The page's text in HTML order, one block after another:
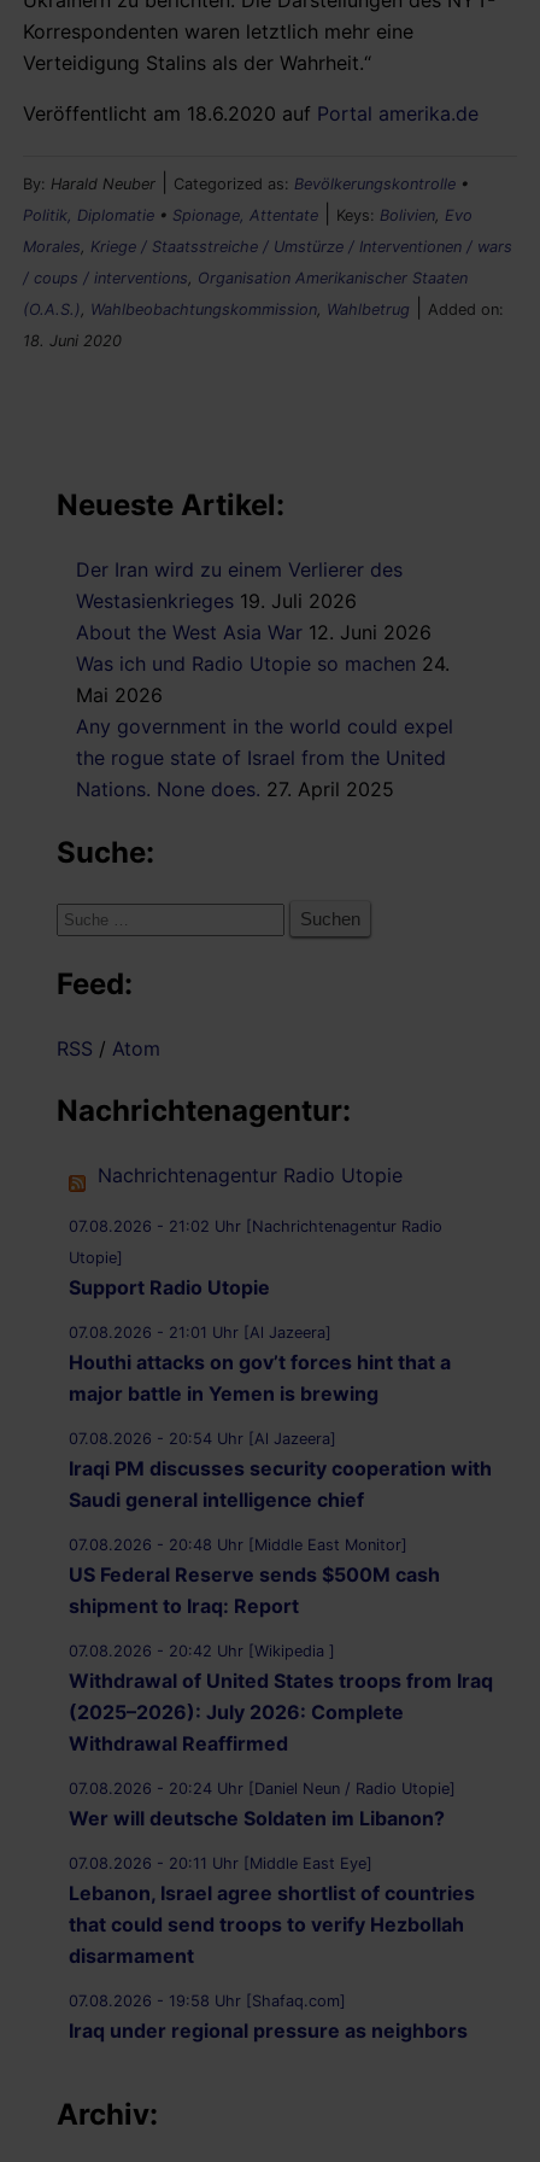
Korrespondenten waren letztlich mehr eine
Verteidigung Stalins als der Wahrheit.“
Veröffentlicht am 18.6.2020 auf Portal amerika.de
By: Harald Neuber Categorized as: Bevölkerungskontrolle •
Politik, Diplomatie • Spionage, Attentate Keys: Bolivien Evo
Morales
Kriege / Staatsstreiche / Umstürze / Interventionen / wars
/ coups / interventions
Organisation Amerikanischer Staaten
(O.A.S.)
Wahlbeobachtungskommission Wahlbetrug
Added on:
18. Juni 2020
Neueste Artikel:
Der Iran wird zu einem Verlierer des
Westasienkrieges 19. Juli 2026
About the West Asia War 12. Juni 2026
Was ich und Radio Utopie so machen 24.
Mai 2026
Any government in the world could expel
the rogue state of Israel from the United
Nations. None does. 27. April 2025
Suche:
Suche
Feed:
RSS / Atom
Nachrichtenagentur:
Nachrichtenagentur Radio Utopie
07.08.2026 - 21:02 Uhr [Nachrichtenagentur Radio
Utopie]
Support Radio Utopie
07.08.2026 - 21:01 Uhr [Al Jazeera]
Houthi attacks on gov’t forces hint that a
major battle in Yemen is brewing
07.08.2026 - 20:54 Uhr [Al Jazeera]
Iraqi PM discusses security cooperation with
Saudi general intelligence chief
07.08.2026 - 20:48 Uhr [Middle East Monitor]
US Federal Reserve sends $500M cash
shipment to Iraq: Report
07.08.2026 - 20:42 Uhr [Wikipedia ]
Withdrawal of United States troops from Iraq
(2025–2026): July 2026: Complete
Withdrawal Reaffirmed
07.08.2026 - 20:24 Uhr [Daniel Neun / Radio Utopie]
Wer will deutsche Soldaten im Libanon?
07.08.2026 - 20:11 Uhr [Middle East Eye]
Lebanon, Israel agree shortlist of countries
that could send troops to verify Hezbollah
disarmament
07.08.2026 - 19:58 Uhr [Shafaq.com]
Iraq under regional pressure as neighbors
07.08.2026 - 19:49 Uhr [Middle East Eye]
Archiv: